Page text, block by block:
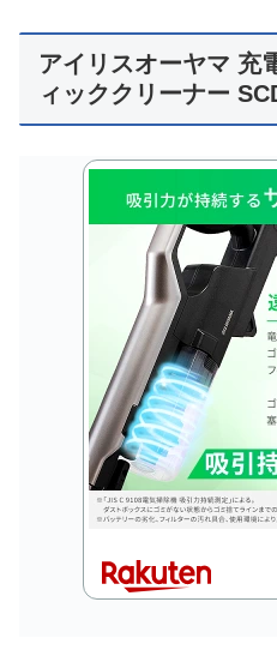
アイリスオーヤマ 充
ィッククリーナー